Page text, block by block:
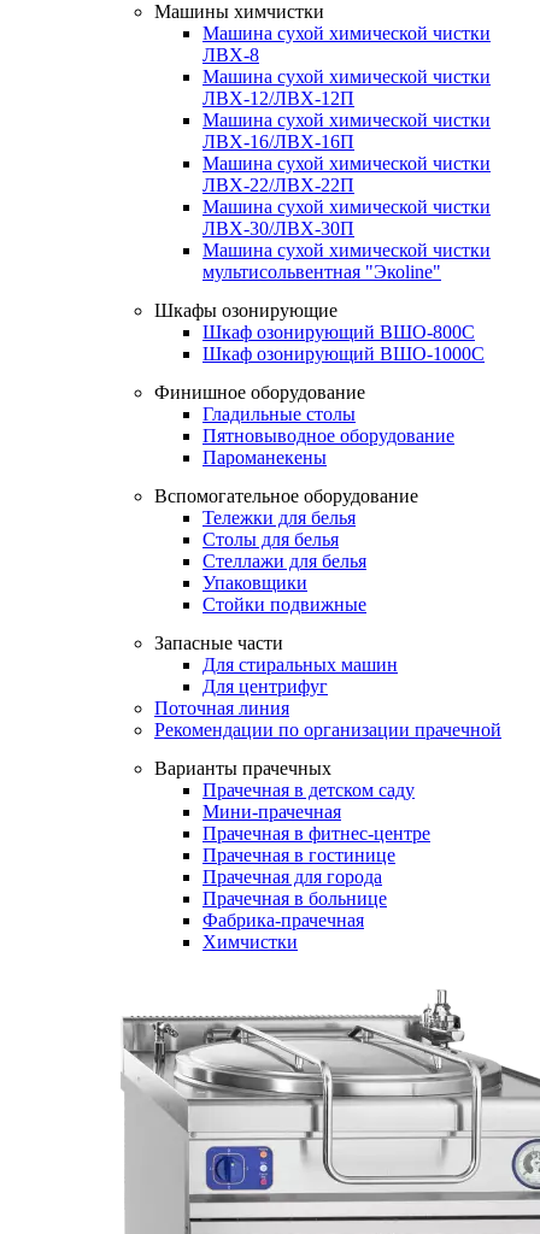
Машины химчистки
Машина сухой химической чистки
ЛВХ-8
Машина сухой химической чистки
ЛВХ-12/ЛВХ-12П
Машина сухой химической чистки
ЛВХ-16/ЛВХ-16П
Машина сухой химической чистки
ЛВХ-22/ЛВХ-22П
Машина сухой химической чистки
ЛВХ-30/ЛВХ-30П
Машина сухой химической чистки
мультисольвентная "Экоline"
Шкафы озонирующие
Шкаф озонирующий ВШО-800С
Шкаф озонирующий ВШО-1000С
Финишное оборудование
Гладильные столы
Пятновыводное оборудование
Пароманекены
Вспомогательное оборудование
Тележки для белья
Столы для белья
Стеллажи для белья
Упаковщики
Стойки подвижные
Запасные части
Для стиральных машин
Для центрифуг
Поточная линия
Рекомендации по организации прачечной
Варианты прачечных
Прачечная в детском саду
Мини-прачечная
Прачечная в фитнес-центре
Прачечная в гостинице
Прачечная для города
Прачечная в больнице
Фабрика-прачечная
Химчистки